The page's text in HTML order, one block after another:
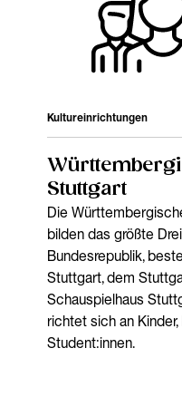
Kultureinrichtungen
Stuttgart
Die
bilden das größte
Bundesrepublik,
Stuttgart, dem
Schauspielhaus
richtet sich an
Student:innen.